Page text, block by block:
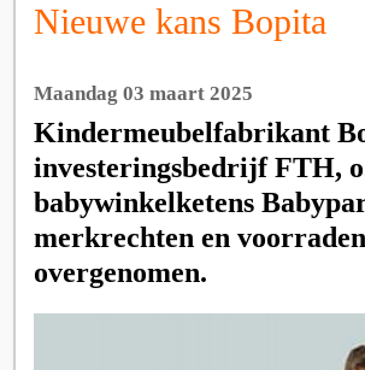
Nieuwe kans Bopita
Maandag 03 maart 2025
Kindermeubelfabrikant
investeringsbedrijf FTH,
babywinkelketens
merkrechten en
overgenomen.